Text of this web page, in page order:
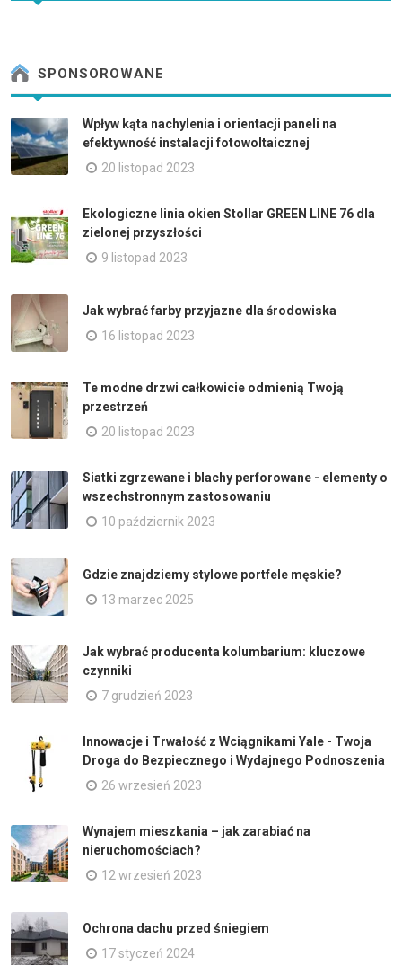
SPONSOROWANE
Wpływ kąta nachylenia i orientacji paneli na
efektywność instalacji fotowoltaicznej
20 listopad 2023
Ekologiczne linia okien Stollar GREEN LINE 76 dla
zielonej przyszłości
9 listopad 2023
Jak wybrać farby przyjazne dla środowiska
16 listopad 2023
Te modne drzwi całkowicie odmienią Twoją
przestrzeń
20 listopad 2023
Siatki zgrzewane i blachy perforowane - elementy o
wszechstronnym zastosowaniu
10 październik 2023
Gdzie znajdziemy stylowe portfele męskie?
13 marzec 2025
Jak wybrać producenta kolumbarium: kluczowe
czynniki
7 grudzień 2023
Innowacje i Trwałość z Wciągnikami Yale - Twoja
Droga do Bezpiecznego i Wydajnego Podnoszenia
26 wrzesień 2023
Wynajem mieszkania – jak zarabiać na
nieruchomościach?
12 wrzesień 2023
Ochrona dachu przed śniegiem
17 styczeń 2024